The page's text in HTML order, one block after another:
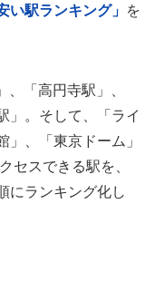
い駅ランキング」 を
「高円寺駅」、
」。そして、「ライ
、「東京ドーム」
セスできる駅を、
にランキング化し